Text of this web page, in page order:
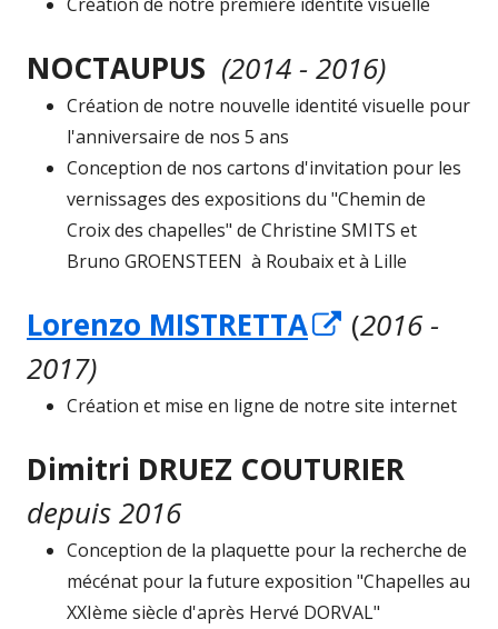
NOCTAUPUS (2014 - 2016)
Création de notre nouvelle identité visuelle pour
l'anniversaire de nos 5 ans
Conception de nos cartons d'invitation pour les
vernissages des expositions du "Chemin de
Croix des chapelles" de Christine SMITS et
Bruno GROENSTEEN à Roubaix et à Lille
Lorenzo MISTRETTA
Ouvrir
une
nouvelle
(2016 -
2017)
Création et mise en ligne de notre site internet
Dimitri DRUEZ COUTURIER
depuis 2016
Conception de la plaquette pour la recherche de
mécénat pour la future exposition "Chapelles au
XXIème siècle d'après Hervé DORVAL"